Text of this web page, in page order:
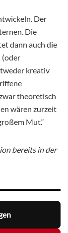
Der
Die
dann auch die
(oder
kreativ
theoretisch
wären zurzeit
Mut.“
bereits in der